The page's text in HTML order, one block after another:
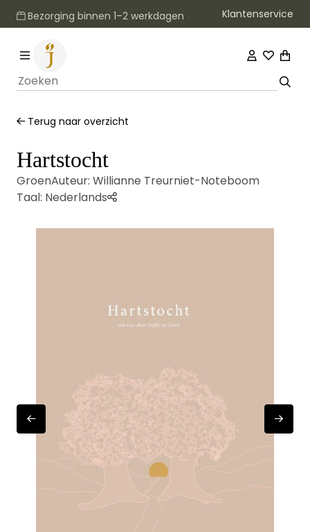
Bezorging binnen 1–2 werkdagen Klantenservice
Terug naar overzicht
Hartstocht
GroenAuteur: Willianne Treurniet-Noteboom
Taal: Nederlands